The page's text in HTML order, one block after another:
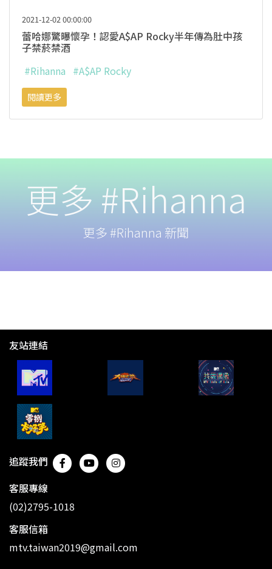
2021-12-02 00:00:00
蕾哈娜驚曝懷孕！認愛A$AP Rocky半年傳為肚中孩
子禁菸禁酒
#Rihanna #A$AP Rocky
閱讀更多
更多 #Rihanna
更多 #Rihanna 新聞
友站連結
追蹤我們
客服專線
(02)2795-1018
客服信箱
mtv.taiwan2019@gmail.com